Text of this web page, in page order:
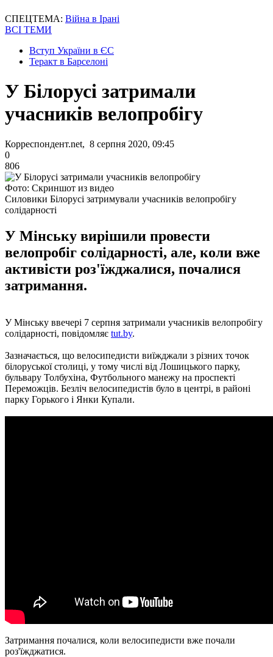
СПЕЦТЕМА: Війна в Ірані
ВСІ ТЕМИ
Вступ України в ЄС
Теракт в Барселоні
У Білорусі затримали
учасників велопробігу
Корреспондент.net, 8 серпня 2020, 09:45
0
806
Фото: Скриншот из видео
Силовики Білорусі затримували учасників велопробігу
солідарності
У Мінську вирішили провести
велопробіг солідарності, але, коли вже
активісти роз'їжджалися, почалися
затримання.
У Мінську ввечері 7 серпня затримали учасників велопробігу
солідарності, повідомляє tut.by.
Зазначається, що велосипедисти виїжджали з різних точок
білоруської столиці, у тому числі від Лошицького парку,
бульвару Толбухіна, Футбольного манежу на проспекті
Переможців. Безліч велосипедистів було в центрі, в районі
парку Горького і Янки Купали.
Затримання почалися, коли велосипедисти вже почали
роз'їжджатися.